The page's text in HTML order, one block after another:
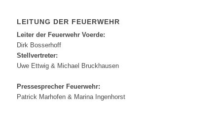
LEITUNG DER FEUERWEHR
Leiter der Feuerwehr Voerde:
Dirk Bosserhoff
Stellvertreter:
Uwe Ettwig & Michael Bruckhausen
Pressesprecher Feuerwehr:
Patrick Marhofen & Marina Ingenhorst